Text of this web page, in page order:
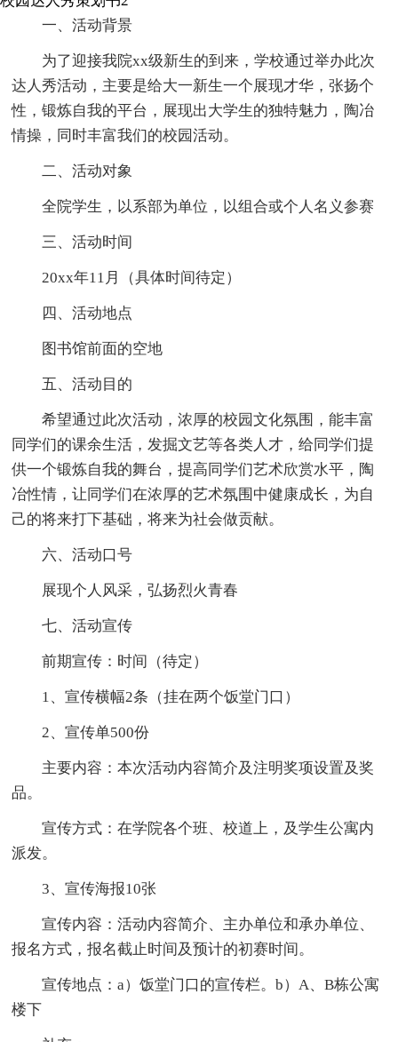
一、活动背景
为了迎接我院xx级新生的到来，学校通过举办此次
达人秀活动，主要是给大一新生一个展现才华，张扬个
性，锻炼自我的平台，展现出大学生的独特魅力，陶冶
情操，同时丰富我们的校园活动。
二、活动对象
全院学生，以系部为单位，以组合或个人名义参赛
三、活动时间
20xx年11月（具体时间待定）
四、活动地点
图书馆前面的空地
五、活动目的
希望通过此次活动，浓厚的校园文化氛围，能丰富
同学们的课余生活，发掘文艺等各类人才，给同学们提
供一个锻炼自我的舞台，提高同学们艺术欣赏水平，陶
冶性情，让同学们在浓厚的艺术氛围中健康成长，为自
己的将来打下基础，将来为社会做贡献。
六、活动口号
展现个人风采，弘扬烈火青春
七、活动宣传
前期宣传：时间（待定）
1、宣传横幅2条（挂在两个饭堂门口）
2、宣传单500份
主要内容：本次活动内容简介及注明奖项设置及奖
品。
宣传方式：在学院各个班、校道上，及学生公寓内
派发。
3、宣传海报10张
宣传内容：活动内容简介、主办单位和承办单位、
报名方式，报名截止时间及预计的初赛时间。
宣传地点：a）饭堂门口的宣传栏。b）A、B栋公寓
楼下